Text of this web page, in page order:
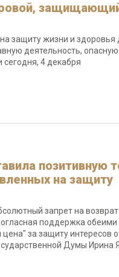
защиту жизни и здоровья
деятельность,
сегодня, 4 декабря
позитивную
на защиту
запрет на
поддержка
за защиту интересов
Думы Ирина